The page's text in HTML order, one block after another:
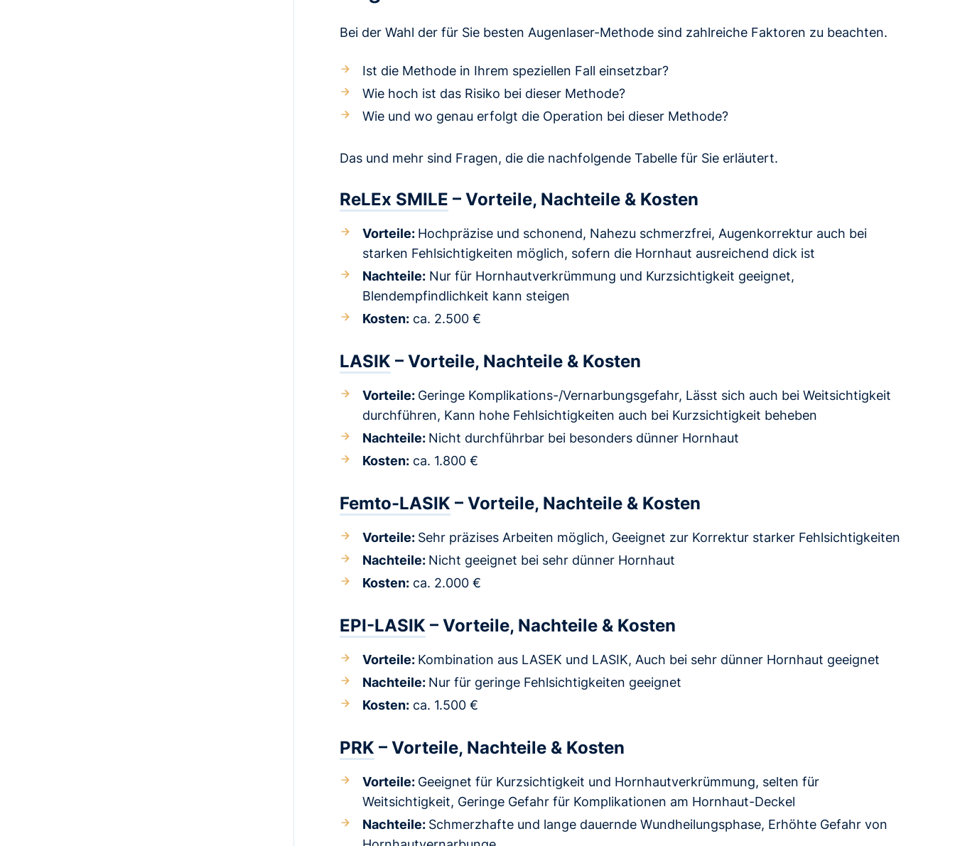
Bei der Wahl der für Sie besten Augenlaser-Methode sind zahlreiche Faktoren zu beachten.
Ist die Methode in Ihrem speziellen Fall einsetzbar?
Wie hoch ist das Risiko bei dieser Methode?
Wie und wo genau erfolgt die Operation bei dieser Methode?
Das und mehr sind Fragen, die die nachfolgende Tabelle für Sie erläutert.
ReLEx SMILE – Vorteile, Nachteile & Kosten
Vorteile: Hochpräzise und schonend, Nahezu schmerzfrei, Augenkorrektur auch bei
starken Fehlsichtigkeiten möglich, sofern die Hornhaut ausreichend dick ist
Nachteile:Nur für Hornhautverkrümmung und Kurzsichtigkeit geeignet,
Blendempfindlichkeit kann steigen
Kosten:ca. 2.500 €
LASIK – Vorteile, Nachteile & Kosten
Vorteile: Geringe Komplikations-/Vernarbungsgefahr, Lässt sich auch bei Weitsichtigkeit
durchführen, Kann hohe Fehlsichtigkeiten auch bei Kurzsichtigkeit beheben
Nachteile: Nicht durchführbar bei besonders dünner Hornhaut
Kosten:ca. 1.800 €
Femto-LASIK – Vorteile, Nachteile & Kosten
Vorteile: Sehr präzises Arbeiten möglich, Geeignet zur Korrektur starker Fehlsichtigkeiten
Nachteile: Nicht geeignet bei sehr dünner Hornhaut
Kosten:ca. 2.000 €
EPI-LASIK – Vorteile, Nachteile & Kosten
Vorteile: Kombination aus LASEK und LASIK, Auch bei sehr dünner Hornhaut geeignet
Nachteile: Nur für geringe Fehlsichtigkeiten geeignet
Kosten:ca. 1.500 €
PRK – Vorteile, Nachteile & Kosten
Vorteile: Geeignet für Kurzsichtigkeit und Hornhautverkrümmung, selten für
Weitsichtigkeit, Geringe Gefahr für Komplikationen am Hornhaut-Deckel
Nachteile: Schmerzhafte und lange dauernde Wundheilungsphase, Erhöhte Gefahr von